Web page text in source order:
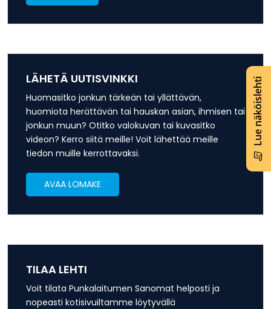
Lue näköislehti
LÄHETÄ UUTISVINKKI
Huomasitko jonkun tärkeän tai yllättävän,
huomiota herättävän tai hauskan asian, ihmisen tai
jonkun muun? Otitko valokuvan tai kuvasitko
videon? Kerro siitä meille! Voit lähettää meille
tiedon muille kerrottavaksi.
AVAA LOMAKE
TILAA LEHTI
Voit tilata Punkalaitumen Sanomat helposti ja
nopeasti kotisivuiltamme löytyvällä